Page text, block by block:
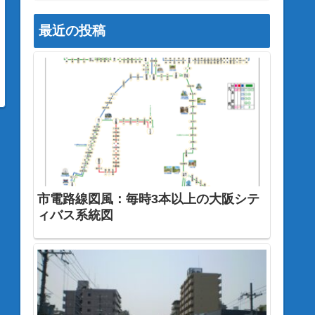
最近の投稿
市電路線図風：毎時3本以上の大阪シテ
ィバス系統図